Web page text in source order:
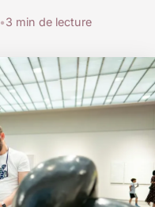
•3 min de lecture